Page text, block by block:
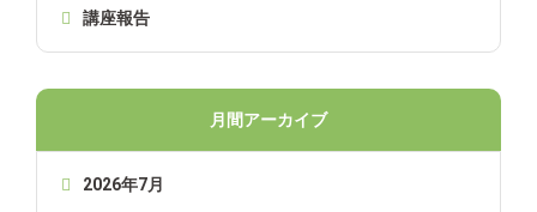
講座報告
月間アーカイブ
2026年7月